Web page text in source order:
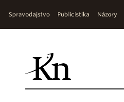
Spravodajstvo Publicistika Názory